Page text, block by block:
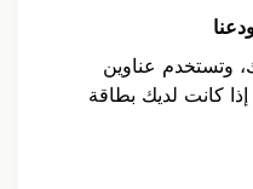
وتستخدم عناوين
كانت لديك بطاقة